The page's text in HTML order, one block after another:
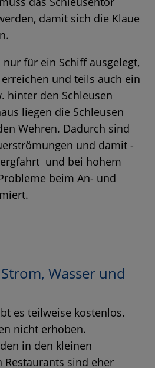
damit sich die Klaue
für ein Schiff ausgelegt,
und teils auch ein
hinter den Schleusen
liegen die Schleusen
Wehren. Dadurch sind
und damit -
und bei hohem
beim An- und
Wasser und
es teilweise kostenlos.
nicht erhoben.
in den kleinen
Restaurants sind eher